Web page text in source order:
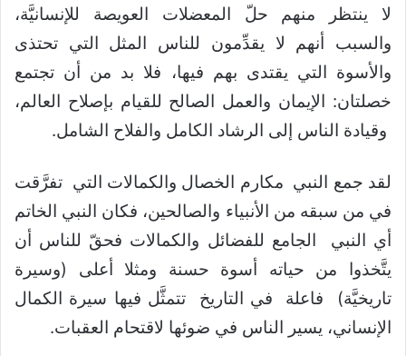
لا ينتظر منهم حلّ المعضلات العويصة للإنسانيَّة،
والسبب أنهم لا يقدِّمون للناس المثل التي تحتذى
والأسوة التي يقتدى بهم فيها، فلا بد من أن تجتمع
خصلتان: الإيمان والعمل الصالح للقيام بإصلاح العالم،
وقيادة الناس إلى الرشاد الكامل والفلاح الشامل.
لقد جمع النبي مكارم الخصال والكمالات التي تفرَّقت
في من سبقه من الأنبياء والصالحين، فكان النبي الخاتم
أي النبي الجامع للفضائل والكمالات فحقّ للناس أن
يتَّخذوا من حياته أسوة حسنة ومثلا أعلى (وسيرة
تاريخيَّة) فاعلة في التاريخ تتمثَّل فيها سيرة الكمال
الإنساني، يسير الناس في ضوئها لاقتحام العقبات.